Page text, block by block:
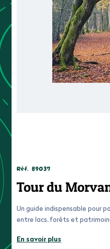
Réf. 89037
Tour du
Un guide indispensable pour
entre lacs, forêts et
En savoir plus